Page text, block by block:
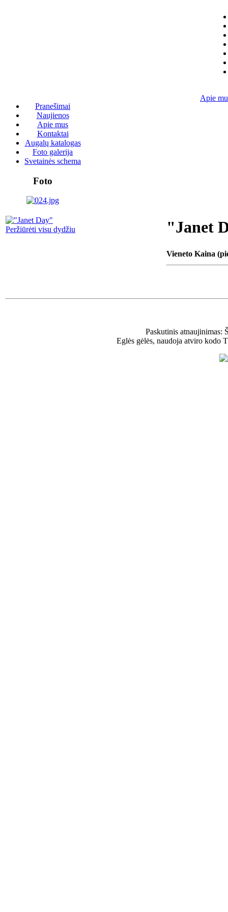
Pranešimai
Naujienos
Apie mus
Kontaktai
Augalų katalogas
Foto galerija
Svetainės schema
Foto
Apie
Peržiūrėti visu dydžiu "Janet
Vieneto Kaina
Paskutinis atnaujinimas:
Eglės gėlės, naudoja atviro kodo